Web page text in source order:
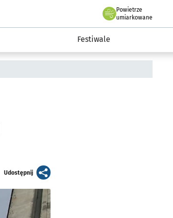
Powietrze
we Wrocławiu
umiarkowane
Festiwale
Udostępnijartykuł